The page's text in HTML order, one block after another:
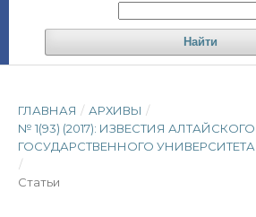
Найти
ГЛАВНАЯ / АРХИВЫ /
№ 1(93) (2017): ИЗВЕСТИЯ АЛТАЙСКОГО
ГОСУДАРСТВЕННОГО УНИВЕРСИТЕТА
/
Статьи